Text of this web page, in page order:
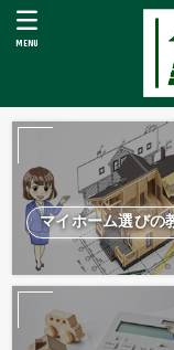
MENU
マイホーム選びの